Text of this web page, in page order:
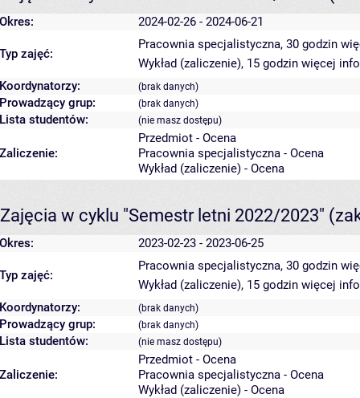
Okres: 2024-02-26 - 2024-06-21
Typ zajęć:
Pracownia specjalistyczna, 30 godzin
Wykład (zaliczenie), 15 godzin więcej
Koordynatorzy:
(brak danych)
Prowadzący grup: (brak danych)
Lista studentów: (nie masz dostępu)
Zaliczenie:
Przedmiot - Ocena
Pracownia specjalistyczna - Ocena
Wykład (zaliczenie) - Ocena
Zajęcia w cyklu "Semestr letni 2022/2023"
Okres: 2023-02-23 - 2023-06-25
Typ zajęć:
Pracownia specjalistyczna, 30 godzin
Wykład (zaliczenie), 15 godzin więcej
Koordynatorzy:
(brak danych)
Prowadzący grup: (brak danych)
Lista studentów: (nie masz dostępu)
Zaliczenie:
Przedmiot - Ocena
Pracownia specjalistyczna - Ocena
Wykład (zaliczenie) - Ocena